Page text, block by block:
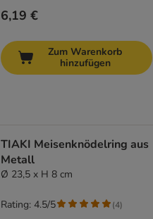
6,19 €
Zum Warenkorb
hinzufügen
TIAKI Meisenknödelring aus
Metall
Ø 23,5 x H 8 cm
Rating: 4.5/5 (4)